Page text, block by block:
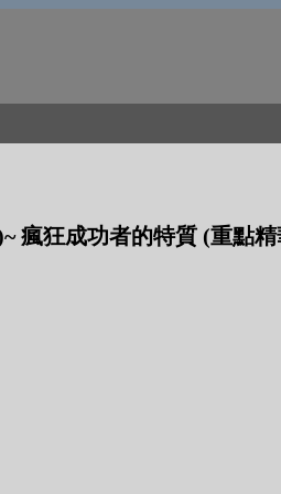
瘋狂成功者的特質 (重點